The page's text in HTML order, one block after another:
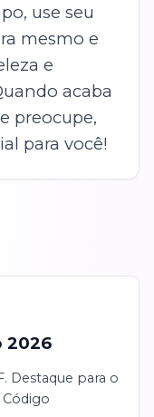
use seu
mesmo e
e
acaba
preocupe,
para você!
2026
Destaque para o